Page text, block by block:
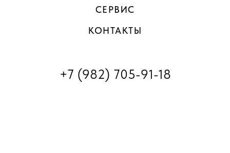
СЕРВИС
КОНТАКТЫ
+7 (982) 705-91-18